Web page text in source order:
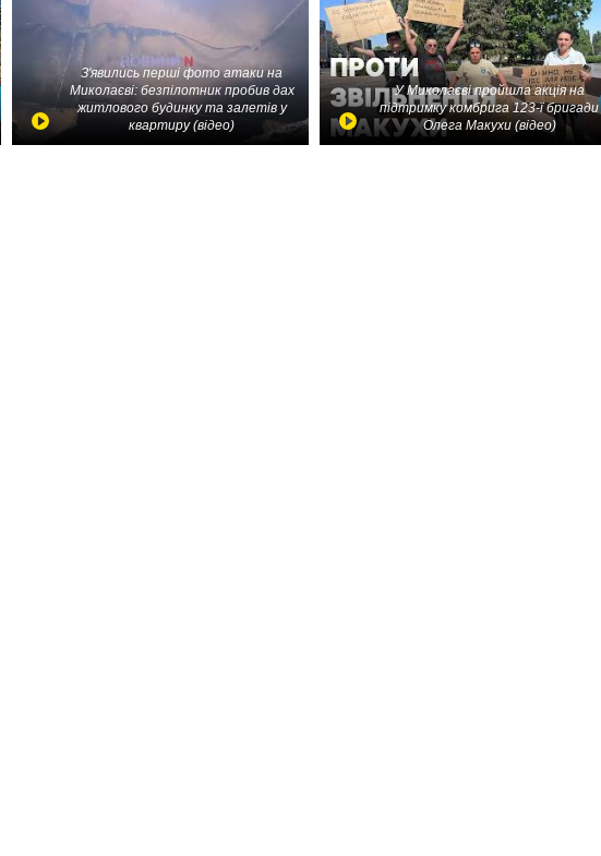
З'явились перші фото атаки на
Миколаєві: безпілотник пробив дах
житлового будинку та залетів у
квартиру (відео)
У Миколаєві пройшла акція на
підтримку комбрига 123-ї бригади
Олега Макухи (відео)